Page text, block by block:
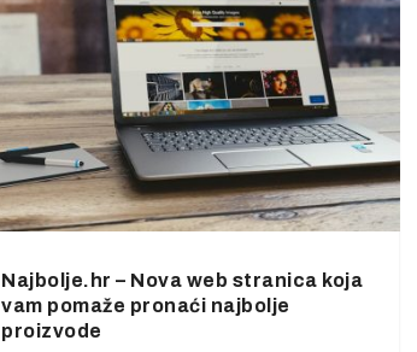
Najbolje.hr – Nova web stranica koja
vam pomaže pronaći najbolje
proizvode